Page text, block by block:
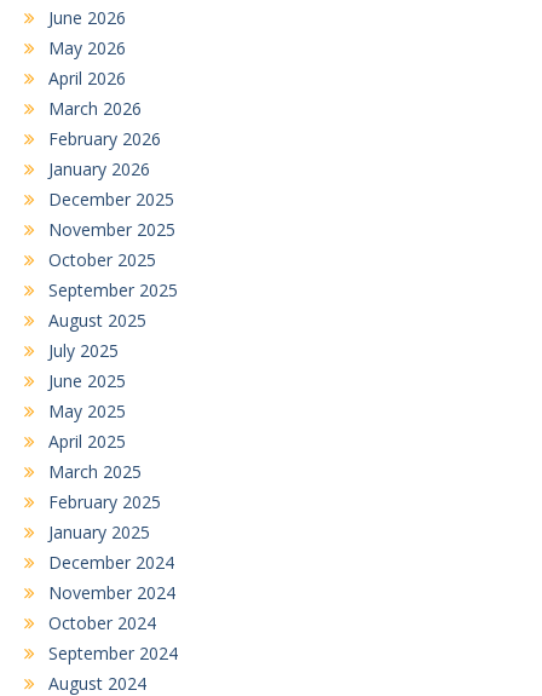
June 2026
May 2026
April 2026
March 2026
February 2026
January 2026
December 2025
November 2025
October 2025
September 2025
August 2025
July 2025
June 2025
May 2025
April 2025
March 2025
February 2025
January 2025
December 2024
November 2024
October 2024
September 2024
August 2024